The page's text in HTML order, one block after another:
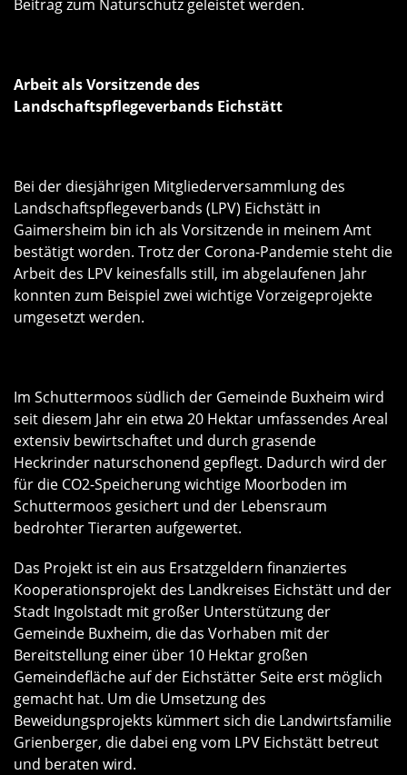
Beitrag zum Naturschutz geleistet werden.
Arbeit als Vorsitzende des
Landschaftspflegeverbands Eichstätt
Bei der diesjährigen Mitgliederversammlung des
Landschaftspflegeverbands (LPV) Eichstätt in
Gaimersheim bin ich als Vorsitzende in meinem Amt
bestätigt worden. Trotz der Corona-Pandemie steht die
Arbeit des LPV keinesfalls still, im abgelaufenen Jahr
konnten zum Beispiel zwei wichtige Vorzeigeprojekte
umgesetzt werden.
Im Schuttermoos südlich der Gemeinde Buxheim wird
seit diesem Jahr ein etwa 20 Hektar umfassendes Areal
extensiv bewirtschaftet und durch grasende
Heckrinder naturschonend gepflegt. Dadurch wird der
für die CO2-Speicherung wichtige Moorboden im
Schuttermoos gesichert und der Lebensraum
bedrohter Tierarten aufgewertet.
Das Projekt ist ein aus Ersatzgeldern finanziertes
Kooperationsprojekt des Landkreises Eichstätt und der
Stadt Ingolstadt mit großer Unterstützung der
Gemeinde Buxheim, die das Vorhaben mit der
Bereitstellung einer über 10 Hektar großen
Gemeindefläche auf der Eichstätter Seite erst möglich
gemacht hat. Um die Umsetzung des
Beweidungsprojekts kümmert sich die Landwirtsfamilie
Grienberger, die dabei eng vom LPV Eichstätt betreut
und beraten wird.